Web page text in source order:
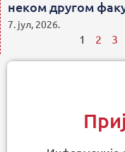
неком другом
7. јул, 2026.
1 2 3